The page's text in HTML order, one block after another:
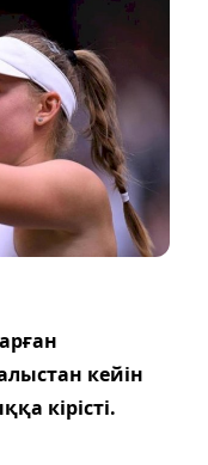
кейін
кірісті.